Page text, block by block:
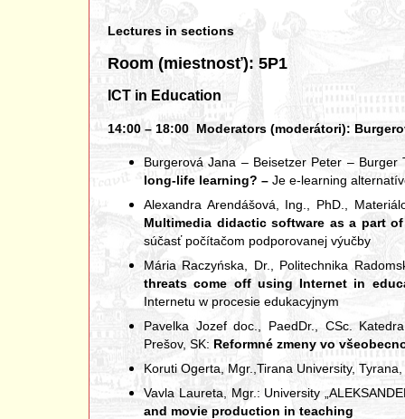
Lectures in sections
Room (miestnosť): 5P1
ICT in Education
14:00 – 18:00 Moderators (moderátori):
Burgerová Jana – Beisetzer Peter –
long-life learning? – Je e-learning
Alexandra Arendášová, Ing., PhD.,
Multimedia didactic software as a part
súčasť počítačom podporovanej výučby
Mária Raczyńska, Dr., Politechnika
threats come off using Internet in
Internetu w procesie edukacyjnym
Pavelka Jozef doc., PaedDr., CSc.
Prešov, SK: Reformné zmeny vo
Koruti Ogerta, Mgr.,Tirana University,
Vavla Laureta, Mgr.: University
and movie production in teaching